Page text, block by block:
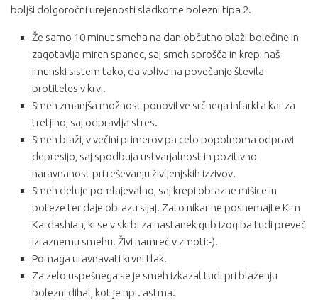
boljši dolgoročni urejenosti sladkorne bolezni tipa 2.
Že samo 10 minut smeha na dan občutno blaži bolečine in
zagotavlja miren spanec, saj smeh sprošča in krepi naš
imunski sistem tako, da vpliva na povečanje števila
protiteles v krvi.
Smeh zmanjša možnost ponovitve srčnega infarkta kar za
tretjino, saj odpravlja stres.
Smeh blaži, v večini primerov pa celo popolnoma odpravi
depresijo, saj spodbuja ustvarjalnost in pozitivno
naravnanost pri reševanju življenjskih izzivov.
Smeh deluje pomlajevalno, saj krepi obrazne mišice in
poteze ter daje obrazu sijaj. Zato nikar ne posnemajte Kim
Kardashian, ki se v skrbi za nastanek gub izogiba tudi preveč
izraznemu smehu. Živi namreč v zmoti:-).
Pomaga uravnavati krvni tlak.
Za zelo uspešnega se je smeh izkazal tudi pri blaženju
bolezni dihal, kot je npr. astma.